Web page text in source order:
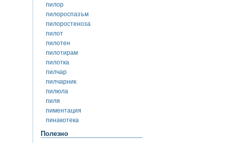
пилор
пилороспазъм
пилоростеноза
пилот
пилотен
пилотирам
пилотка
пилчар
пилчарник
пилюла
пиля
пиментация
пинакотека
Полезно